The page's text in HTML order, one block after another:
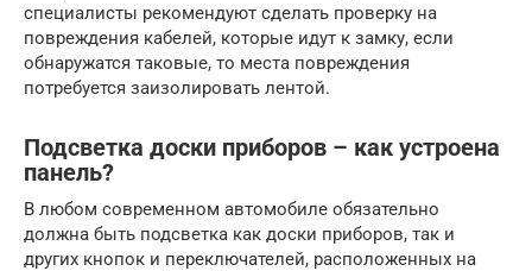
специалисты рекомендуют сделать проверку на
повреждения кабелей, которые идут к замку, если
обнаружатся таковые, то места повреждения
потребуется заизолировать лентой.
Подсветка доски приборов – как устроена
панель?
В любом современном автомобиле обязательно
должна быть подсветка как доски приборов, так и
других кнопок и переключателей, расположенных на